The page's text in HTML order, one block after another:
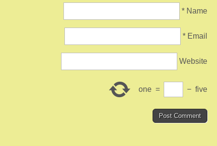
Name
*
Email
*
Website
five
−
=
one